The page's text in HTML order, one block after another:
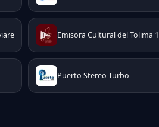
Emisora Cultural del Tolima
Puerto Stereo Turbo